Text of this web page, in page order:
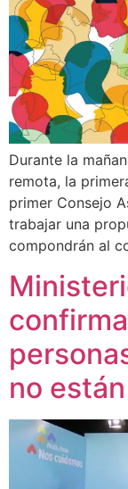
Durante la
remota, la
primer Consejo
trabajar una
compondrán al
no